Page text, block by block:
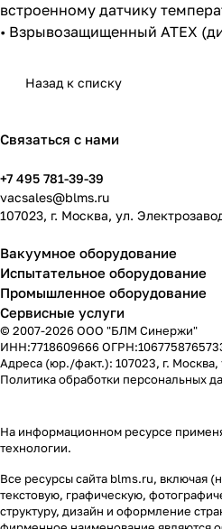
встроенному датчику
• Взрывозащищенный ATEX
Назад к списку
Связаться с нами
+7 495 781-39-39
vacsales@blms.ru
107023, г. Москва, ул.
Вакуумное оборудование
Испытательное оборудование
Промышленное оборудование
Сервисные услуги
© 2007-2026 ООО "БЛМ Синержи"
ИНН:7718609666
Адреса (юр./факт.): 107023, г.
Политика обработки персональных
На информационном ресурсе
технологии.
Все ресурсы сайта blms.ru, включая
текстовую, графическую,
структуру, дизайн и оформление